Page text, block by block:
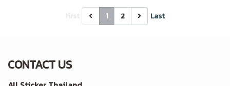
1 2 Last
CONTACT US